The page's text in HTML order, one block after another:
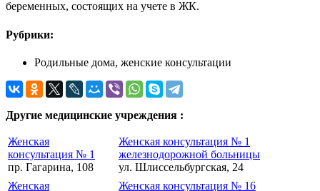
беременных, состоящих на учете в ЖК.
Рубрики:
Родильные дома, женские консультации
Другие медицинские учреждения :
Женская
консультация № 1
пр. Гагарина, 108
Женская консультация № 1
железнодорожной больницы
ул. Шлиссельбургская, 24
Женская
Женская консультация № 16